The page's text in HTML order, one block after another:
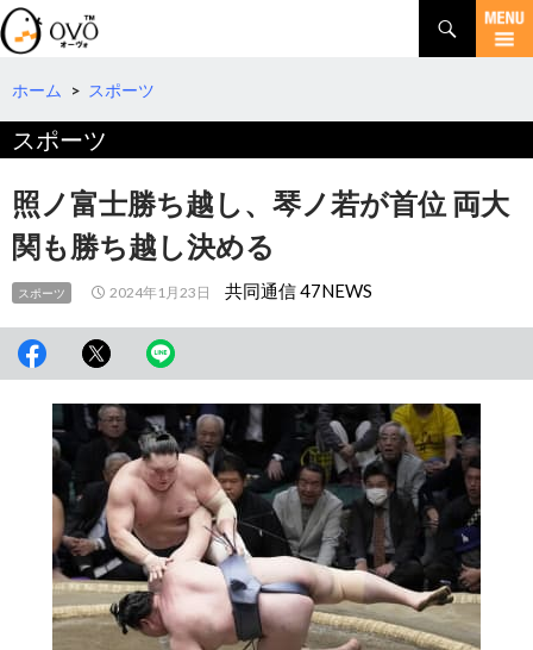
検
索
コ
テ
へ
移
動
ホーム > スポーツ
スポーツ
照ノ富士勝ち越し、琴ノ若が首位 両大
関も勝ち越し決める
スポーツ 2024年1月23日 共同通信 47NEWS